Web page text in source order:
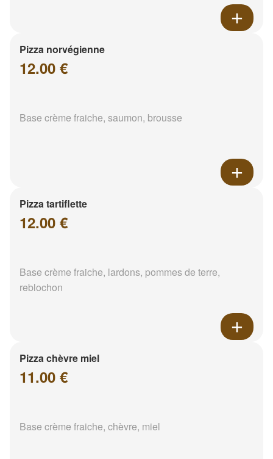
Pizza norvégienne
12.00 €
Base crème fraiche, saumon, brousse
Pizza tartiflette
12.00 €
Base crème fraiche, lardons, pommes de terre,
reblochon
Pizza chèvre miel
11.00 €
Base crème fraiche, chèvre, miel